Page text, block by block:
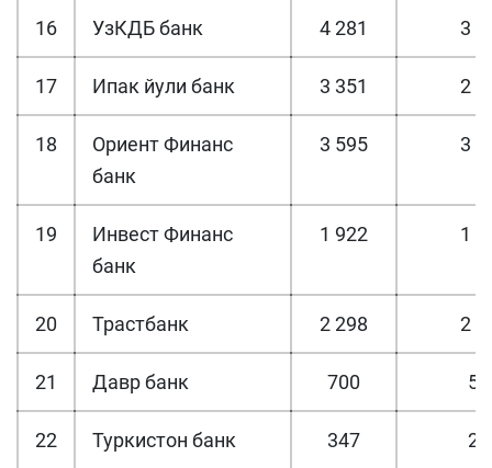
16 УзКДБ банк 4 281 3
17 Ипак йули банк 3 351 2
18
Ориент Финанс
банк
3 595 3
19
Инвест Финанс
банк
1 922 1
20 Трастбанк 2 298 2
21 Давр банк 700
22 Туркистон банк 347